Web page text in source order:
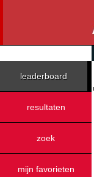
leaderboard
resultaten
zoek
mijn favorieten